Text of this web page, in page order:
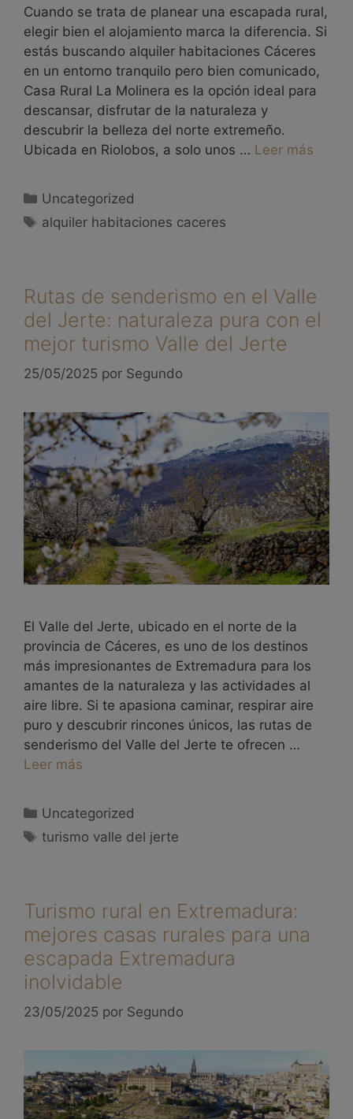
Cuando se trata de planear una escapada rural,
elegir bien el alojamiento marca la diferencia. Si
estás buscando alquiler habitaciones Cáceres
en un entorno tranquilo pero bien comunicado,
Casa Rural La Molinera es la opción ideal para
descansar, disfrutar de la naturaleza y
descubrir la belleza del norte extremeño.
Ubicada en Riolobos, a solo unos … Leer más
Uncategorized
alquiler habitaciones caceres
Rutas de senderismo en el Valle
del Jerte: naturaleza pura con el
mejor turismo Valle del Jerte
25/05/2025 por Segundo
El Valle del Jerte, ubicado en el norte de la
provincia de Cáceres, es uno de los destinos
más impresionantes de Extremadura para los
amantes de la naturaleza y las actividades al
aire libre. Si te apasiona caminar, respirar aire
puro y descubrir rincones únicos, las rutas de
senderismo del Valle del Jerte te ofrecen …
Leer más
Uncategorized
turismo valle del jerte
Turismo rural en Extremadura:
mejores casas rurales para una
escapada Extremadura
inolvidable
23/05/2025 por Segundo